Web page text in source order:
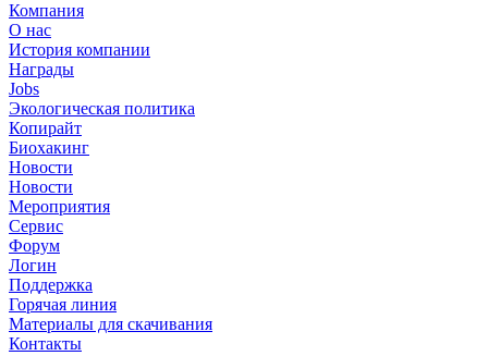
Компания
О нас
История компании
Награды
Jobs
Экологическая политика
Копирайт
Биохакинг
Новости
Новости
Мероприятия
Сервис
Форум
Логин
Поддержка
Горячая линия
Материалы для скачивания
Контакты